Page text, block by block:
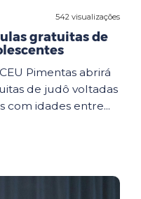
542 visualizações
gratuitas de
Pimentas abrirá
de judô voltadas
com idades entre...